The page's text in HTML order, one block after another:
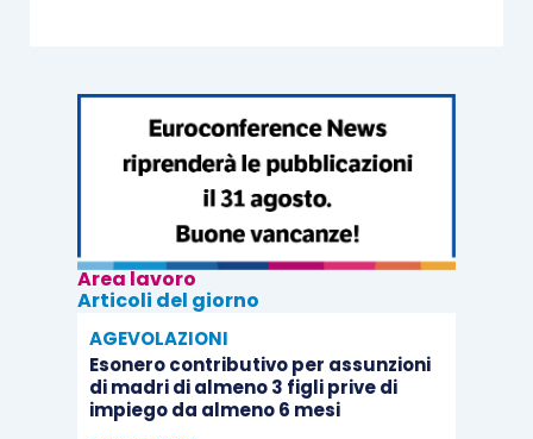
Area lavoro
Articoli del giorno
AGEVOLAZIONI
Esonero contributivo per assunzioni
di madri di almeno 3 figli prive di
impiego da almeno 6 mesi